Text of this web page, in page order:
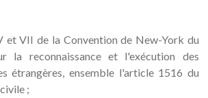
et VII de la Convention de New-York du
la reconnaissance et l'exécution des
étrangères, ensemble l'article 1516 du
;